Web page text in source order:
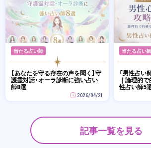
当たる占い師
【あなたを守る存在の声を聞く】守
護霊対話・オーラ診断に強い占い
師8選
2026/04/21
当たる占い師
「男性占い
｜論理的
性占い師5
記事一覧を見る